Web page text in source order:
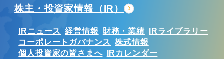
株主・投資家情報（IR）
IRニュース 経営情報 財務・業績
IRライブラリー
コーポレートガバナンス 株式情報
個人投資家の皆さまへ
IRカレンダー